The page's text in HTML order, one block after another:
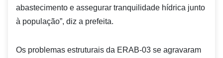
abastecimento e assegurar tranquilidade hídrica junto
à população”, diz a prefeita.
Os problemas estruturais da ERAB-03 se agravaram